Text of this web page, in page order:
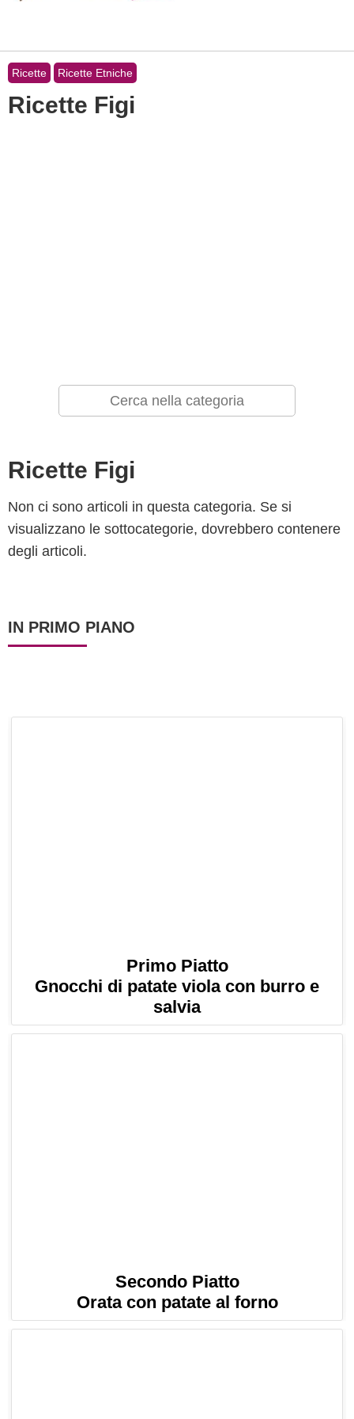
Ricette Ricette Etniche
Ricette Figi
Ricette Figi
Non ci sono articoli in questa categoria. Se si
visualizzano le sottocategorie, dovrebbero contenere
degli articoli.
IN PRIMO PIANO
Primo Piatto
Gnocchi di patate viola con burro e
salvia
Secondo Piatto
Orata con patate al forno